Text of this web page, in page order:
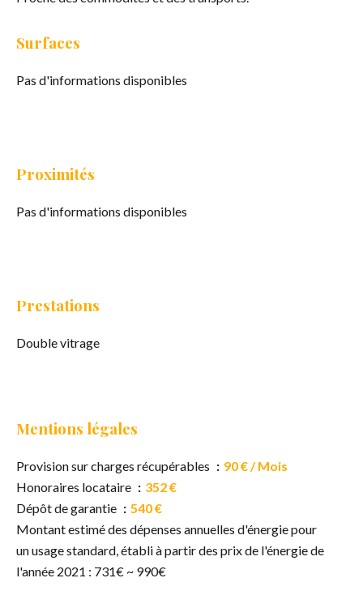
Surfaces
Pas d'informations disponibles
Proximités
Pas d'informations disponibles
Prestations
Double vitrage
Mentions légales
Provision sur charges récupérables
90 € / Mois
Honoraires locataire
352 €
Dépôt de garantie
540 €
Montant estimé des dépenses annuelles d'énergie pour
un usage standard, établi à partir des prix de l'énergie de
l'année 2021 : 731€ ~ 990€